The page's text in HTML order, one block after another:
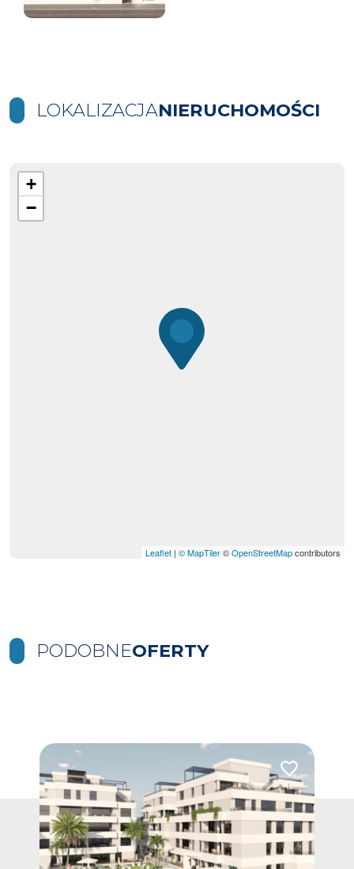
LOKALIZACJANIERUCHOMOŚCI
+
−
Leaflet | © MapTiler©OpenStreetMapcontributors
PODOBNEOFERTY
Dodaj do ulubionych Dodaj do